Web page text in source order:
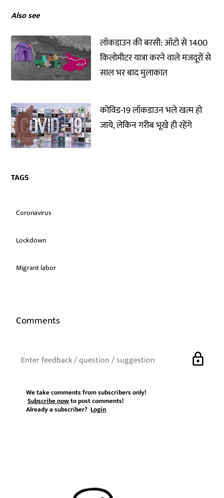
Also see
लॉकडाउन की बरसी: ऑटो से 1400
किलोमीटर यात्रा करने वाले मजदूरों से
साल भर बाद मुलाकात
कोविड-19 लॉकडाउन भले खत्म हो
जाये, लेकिन गरीब भूखे ही रहेंगे
TAGS
Coronavirus
Lockdown
Migrant labor
Comments
lock
We take comments from subscribers only!
Subscribe nowto post comments!
Already a subscriber?Login